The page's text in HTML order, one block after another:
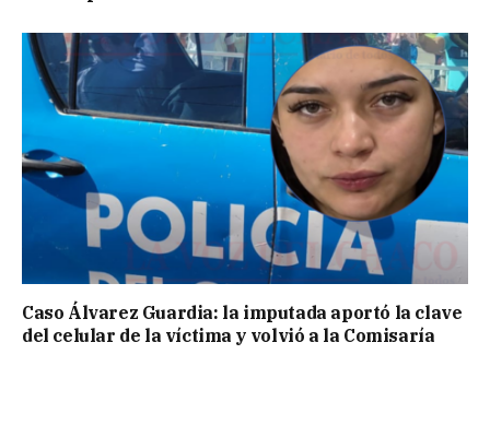
Caso Álvarez Guardia: la imputada aportó la clave
del celular de la víctima y volvió a la Comisaría